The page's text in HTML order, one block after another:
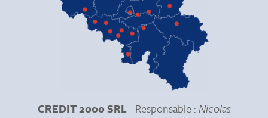
CREDIT 2000 SRL- Responsable :Nicolas